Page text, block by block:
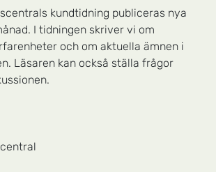
kundtidning publiceras nya
I tidningen skriver vi om
och om aktuella ämnen i
Läsaren kan också ställa frågor